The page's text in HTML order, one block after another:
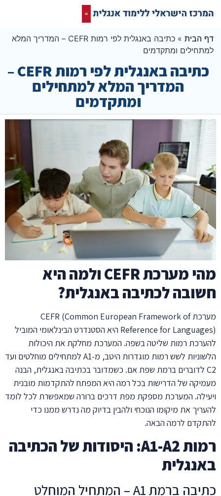
דף הבית »
כתיבה באנגלית לפי רמות CEFR – המדריך המלא
למתחילים ומתקדמים
כתיבה באנגלית לפי רמות CEFR –
המדריך המלא למתחילים
ומתקדמים
מהי מערכת CEFR ולמה היא
חשובה לכתיבה באנגלית?
מערכת CEFR (Common European Framework of
Reference for Languages) היא הסטנדרט הבינלאומי המוביל
להערכת רמות שליטה בשפה. המערכת מחלקת את היכולות
הלשוניות לשש רמות מוגדרות היטב, מ-A1 למתחילים מוחלטים ועד
C2 לדוברים ברמת שפת אם. כשמדובר בכתיבה באנגלית, הבנה
מעמיקה של הדרישות בכל רמה היא המפתח להתקדמות מובנית
ויעילה. המערכת מספקת מפת דרכים ברורה שמאפשרת לכל לומד
להעריך את מיקומו הנוכחי ולהבין בדיוק מה נדרש ממנו כדי
להתקדם לרמה הבאה.
רמות A1-A2: היסודות של הכתיבה
באנגלית
כתיבה ברמת A1 – המתחיל המוחלט